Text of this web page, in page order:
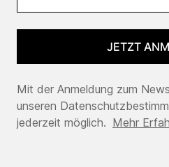
JETZT
Mit der Anmeldung zum
unseren
jederzeit möglich. Mehr